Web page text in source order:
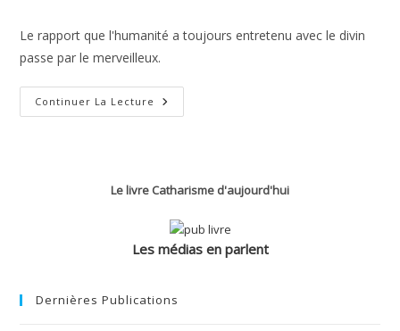
Le rapport que l'humanité a toujours entretenu avec le divin
passe par le merveilleux.
Continuer La Lecture Le
Doigt
Le livre Catharisme d'aujourd'hui
Les médias en parlent
Dernières Publications